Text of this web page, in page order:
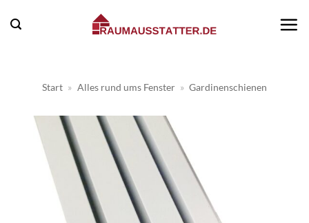
Inhalt
Start » Alles rund ums Fenster » Gardinenschienen